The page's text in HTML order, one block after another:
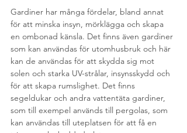
Gardiner har många fördelar, bland annat
för att minska insyn, mörklägga och skapa
en ombonad känsla. Det finns även gardiner
som kan användas för utomhusbruk och här
kan de användas för att skydda sig mot
solen och starka UV-strålar, insynsskydd och
för att skapa rumslighet. Det finns
segeldukar och andra vattentäta gardiner,
som till exempel används till pergolas, som
kan användas till uteplatsen för att få en